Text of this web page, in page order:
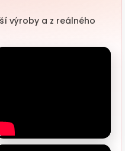
výroby a z reálného